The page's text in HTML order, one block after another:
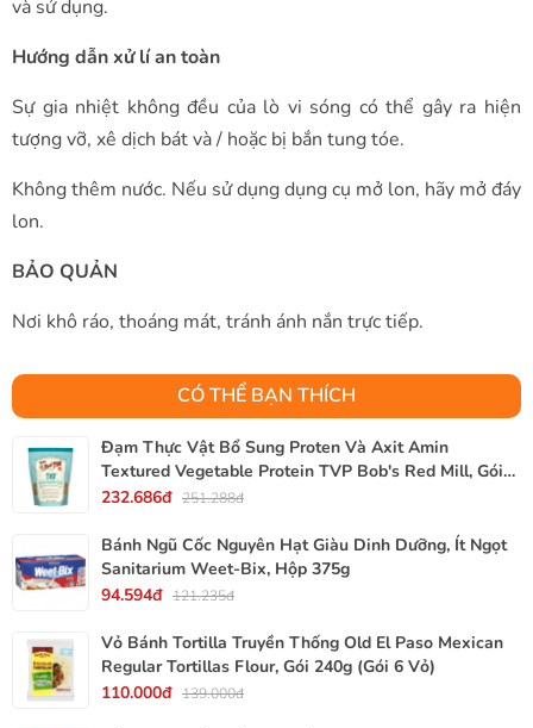
và sử dụng.
Hướng dẫn xử lí an toàn
Sự gia nhiệt không đều của lò vi sóng có thể gây ra hiện
tượng vỡ, xê dịch bát và / hoặc bị bắn tung tóe.
Không thêm nước. Nếu sử dụng dụng cụ mở lon, hãy mở đáy
lon.
BẢO QUẢN
Nơi khô ráo, thoáng mát, tránh ánh nắn trực tiếp.
CÓ THỂ BẠN THÍCH
Đạm Thực Vật Bổ Sung Proten Và Axit Amin
Textured Vegetable Protein TVP Bob's Red Mill, Gói
340g, 12 Oz.
232.686đ 251.288đ
Bánh Ngũ Cốc Nguyên Hạt Giàu Dinh Dưỡng, Ít Ngọt
Sanitarium Weet-Bix, Hộp 375g
94.594đ 121.235đ
Vỏ Bánh Tortilla Truyền Thống Old El Paso Mexican
Regular Tortillas Flour, Gói 240g (Gói 6 Vỏ)
110.000đ 139.000đ